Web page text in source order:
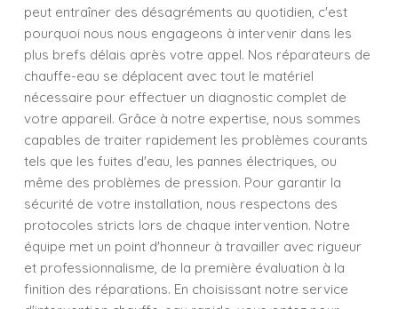
peut entraîner des désagréments au quotidien, c'est
pourquoi nous nous engageons à intervenir dans les
plus brefs délais après votre appel. Nos réparateurs de
chauffe-eau se déplacent avec tout le matériel
nécessaire pour effectuer un diagnostic complet de
votre appareil. Grâce à notre expertise, nous sommes
capables de traiter rapidement les problèmes courants
tels que les fuites d'eau, les pannes électriques, ou
même des problèmes de pression. Pour garantir la
sécurité de votre installation, nous respectons des
protocoles stricts lors de chaque intervention. Notre
équipe met un point d'honneur à travailler avec rigueur
et professionnalisme, de la première évaluation à la
finition des réparations. En choisissant notre service